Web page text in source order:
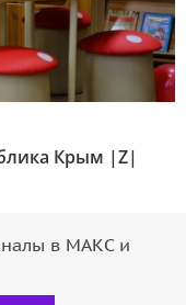
Крым |Z|
в МАКС и